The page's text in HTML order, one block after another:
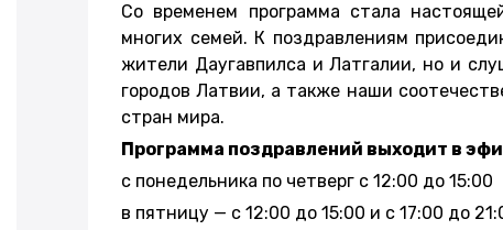
Со временем программа стала
многих семей. К поздравлениям
жители Даугавпилса и Латгалии, но и
городов Латвии, а также наши
стран мира.
Программа поздравлений выходит в
с понедельника по четверг с 12:00 до 15:00
в пятницу — с 12:00 до 15:00 и с 17:00 до